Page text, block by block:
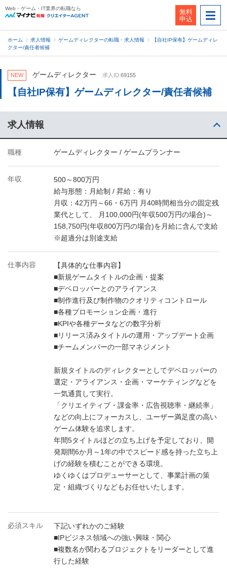
Web・ゲーム・IT業界の転職なら
無料
申込
ホーム 求人情報 ゲームディレクターの転職・求人情報
【自社IP保有】ゲームディレ
クター/責任者候補
NEW ゲームディレクター 求人ID:69155
【自社IP保有】ゲームディレクター/責任者候補
求人情報
職種 ゲームディレクター / ゲームプランナー
年収
500～800万円
給与形態：月給制 / 昇給：有り
月収：42万円～66・6万円 月40時間相当分の固定残
業代として、 月100,000円(年収500万円の場合)～
158,750円(年収800万円の場合)を月給に含んで支給
※超過分は別途支給
仕事内容
【具体的な仕事内容】
■新規ゲームタイトルの企画・提案
■デベロッパーとのアライアンス
■制作進行及び制作物のクオリティコントロール
■各種プロモーション企画・進行
■KPIや各種データなどの数字分析
■リリース済みタイトルの運用・アップデート企画
■チームメンバーの一部マネジメント
新規タイトルのディレクターとしてデベロッパーの
選定・アライアンス・企画・マーケティングなどを
一気通貫して実行。
「クリエイティブ・課金率・広告視聴率・継続率」
などの向上にフォーカスし、ユーザー満足度の高い
ゲーム体験を追求します。
年間5タイトルほどの立ち上げを予定しており、開
発期間6か月～1年の中でスピード感を持った立ち上
げの経験を積むことができる環境。
ゆくゆくはプロデューサーとして、事業計画の策
定・組織づくりなどもお任せいたします。
必須スキル
下記いずれかのご経験
■IPビジネス領域への強い興味・関心
■複数名が関わるプロジェクトをリーダーとして進
行した経験